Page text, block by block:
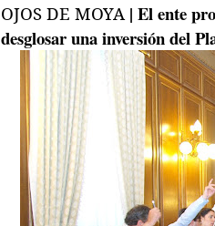
OJOS DE MOYA| El ente
desglosar una inversión del